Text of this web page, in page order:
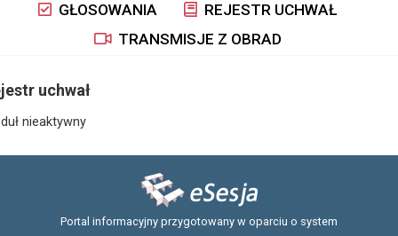
GŁOSOWANIA
REJESTR UCHWAŁ
TRANSMISJE Z OBRAD
uchwał
nieaktywny
Portal informacyjny przygotowany w oparciu o system